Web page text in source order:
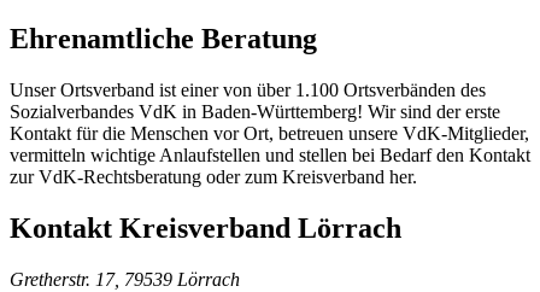
Ehrenamtliche Beratung
Unser Ortsverband ist einer von über 1.100 Ortsverbänden des
Sozialverbandes VdK in Baden-Württemberg! Wir sind der erste
Kontakt für die Menschen vor Ort, betreuen unsere VdK-Mitglieder,
vermitteln wichtige Anlaufstellen und stellen bei Bedarf den Kontakt
zur VdK-Rechtsberatung oder zum Kreisverband her.
Kontakt Kreisverband Lörrach
Gretherstr. 17, 79539 Lörrach